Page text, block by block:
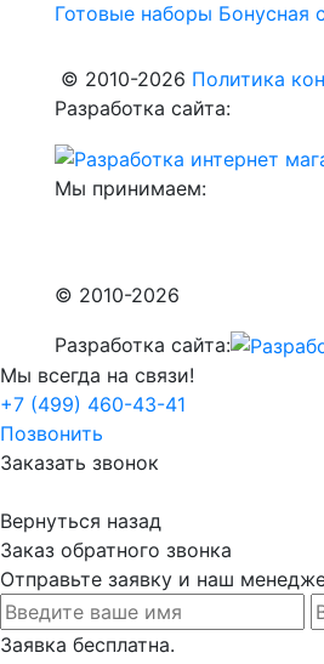
Готовые наборы Бонусная
© 2010-2026 Политика
Разработка сайта:
Мы принимаем:
© 2010-2026
Разработка сайта:
Мы всегда на связи!
+7 (499) 460-43-41
Позвонить
Заказать звонок
Вернуться назад
Заказ обратного звонка
Отправьте заявку и наш
Заявка бесплатна.